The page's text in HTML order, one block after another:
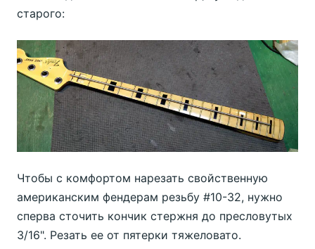
старого:
Чтобы с комфортом нарезать свойственную
американским фендерам резьбу #10-32, нужно
сперва сточить кончик стержня до пресловутых
3/16". Резать ее от пятерки тяжеловато.